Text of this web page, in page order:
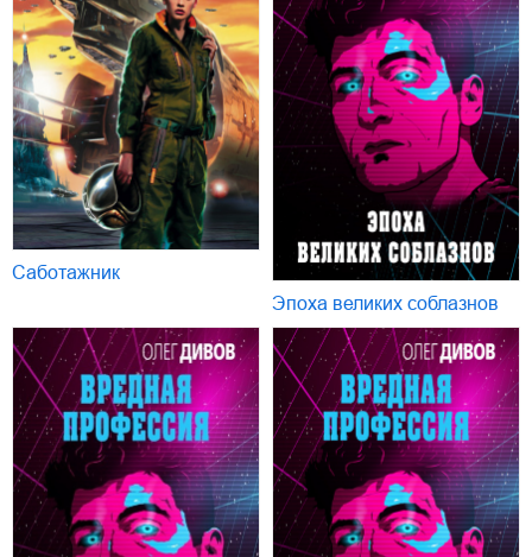
Саботажник
Эпоха великих соблазнов